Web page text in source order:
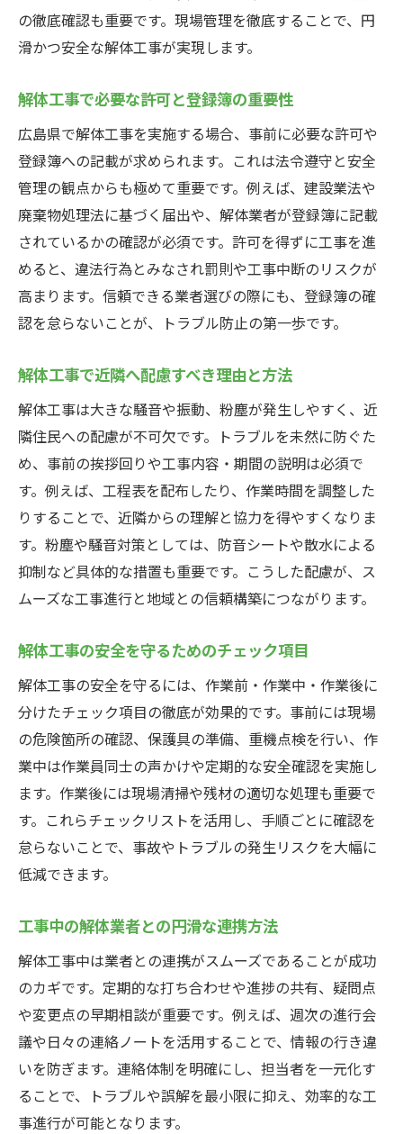
の徹底確認も重要です。現場管理を徹底することで、円
滑かつ安全な解体工事が実現します。
解体工事で必要な許可と登録簿の重要性
広島県で解体工事を実施する場合、事前に必要な許可や
登録簿への記載が求められます。これは法令遵守と安全
管理の観点からも極めて重要です。例えば、建設業法や
廃棄物処理法に基づく届出や、解体業者が登録簿に記載
されているかの確認が必須です。許可を得ずに工事を進
めると、違法行為とみなされ罰則や工事中断のリスクが
高まります。信頼できる業者選びの際にも、登録簿の確
認を怠らないことが、トラブル防止の第一歩です。
解体工事で近隣へ配慮すべき理由と方法
解体工事は大きな騒音や振動、粉塵が発生しやすく、近
隣住民への配慮が不可欠です。トラブルを未然に防ぐた
め、事前の挨拶回りや工事内容・期間の説明は必須で
す。例えば、工程表を配布したり、作業時間を調整した
りすることで、近隣からの理解と協力を得やすくなりま
す。粉塵や騒音対策としては、防音シートや散水による
抑制など具体的な措置も重要です。こうした配慮が、ス
ムーズな工事進行と地域との信頼構築につながります。
解体工事の安全を守るためのチェック項目
解体工事の安全を守るには、作業前・作業中・作業後に
分けたチェック項目の徹底が効果的です。事前には現場
の危険箇所の確認、保護具の準備、重機点検を行い、作
業中は作業員同士の声かけや定期的な安全確認を実施し
ます。作業後には現場清掃や残材の適切な処理も重要で
す。これらチェックリストを活用し、手順ごとに確認を
怠らないことで、事故やトラブルの発生リスクを大幅に
低減できます。
工事中の解体業者との円滑な連携方法
解体工事中は業者との連携がスムーズであることが成功
のカギです。定期的な打ち合わせや進捗の共有、疑問点
や変更点の早期相談が重要です。例えば、週次の進行会
議や日々の連絡ノートを活用することで、情報の行き違
いを防ぎます。連絡体制を明確にし、担当者を一元化す
ることで、トラブルや誤解を最小限に抑え、効率的な工
事進行が可能となります。